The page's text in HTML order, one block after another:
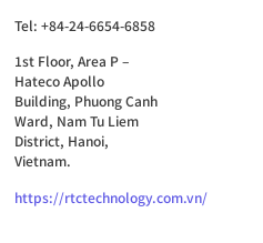
Tel: +84-24-6654-6858
1st Floor, Area P –
Hateco Apollo
Building, Phuong Canh
Ward, Nam Tu Liem
District, Hanoi,
Vietnam.
https://rtctechnology.com.vn/